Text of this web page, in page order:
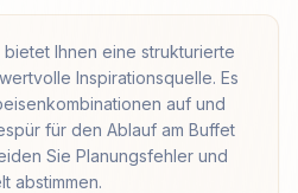
bietet Ihnen eine strukturierte
Inspirationsquelle. Es
auf und
für den Ablauf am Buffet
Sie Planungsfehler und
abstimmen.